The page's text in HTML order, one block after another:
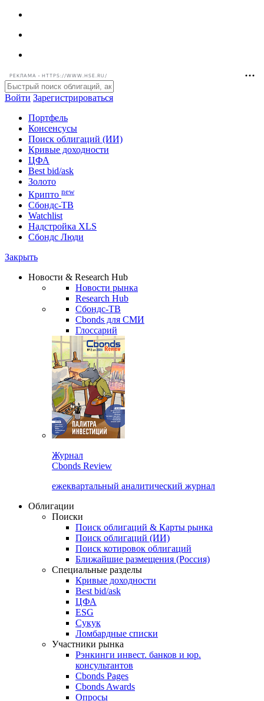
РЕКЛАМА • HTTPS://WWW.HSE.RU/
Войти Зарегистрироваться
Портфель
Консенсусы
Поиск облигаций (ИИ)
Кривые доходности
ЦФА
Best bid/ask
Золото
Крипто new
Watchlist
Сбондс Люди
Новости & Research Hub
Новости рынка
Research Hub
Сбондс-ТВ
Cbonds для СМИ
Глоссарий
Cbonds Review
ежеквартальный аналитический журнал
Облигации
Поиски
Поиск облигаций & Карты рынка
Поиск облигаций (ИИ)
Поиск котировок облигаций
Ближайшие размещения (Россия)
Специальные разделы
Кривые доходности
Best bid/ask
ЦФА
ESG
Сукук
Ломбардные списки
Участники рынка
Рэнкинги инвест. банков и юр.